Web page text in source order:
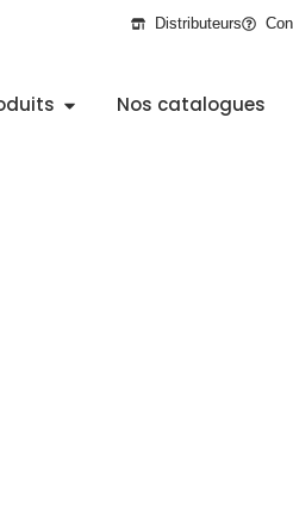
Distributeurs
Nos catalogues